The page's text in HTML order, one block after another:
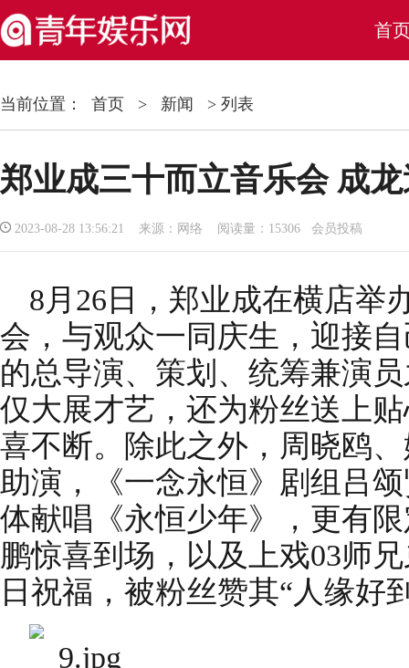
首
当前位置： 首页 > 新闻 > 列表
郑业成三十而立音乐会 成
2023-08-28 13:56:21 来源：网络 阅读量：15306 会员投稿
8月26日，郑业成在横店举
会，与观众一同庆生，迎接
的总导演、策划、统筹兼演
仅大展才艺，还为粉丝送上
喜不断。除此之外，周晓鸥
助演，《一念永恒》剧组吕
体献唱《永恒少年》，更有
鹏惊喜到场，以及上戏03师
日祝福，被粉丝赞其“人缘好